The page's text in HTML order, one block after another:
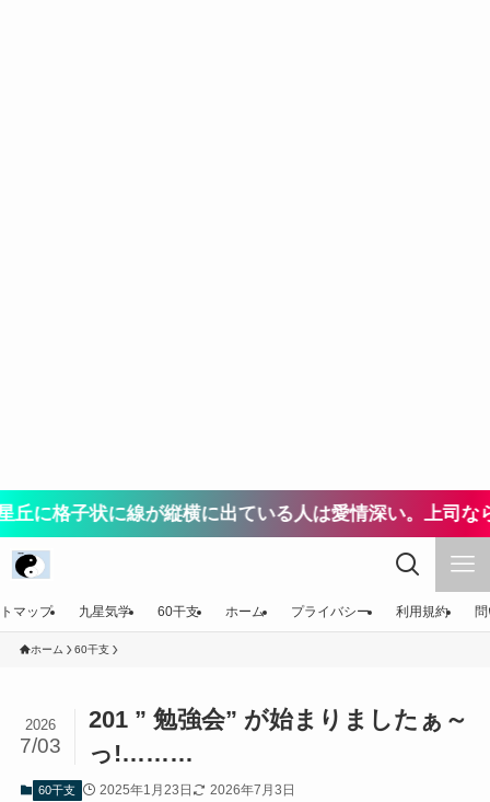
状に線が縦横に出ている人は愛情深い。上司なら配慮
マップ 九星気学 60干支 ホーム プライバシー 利用規約
ホーム 60干支
201 ” 勉強会” が始まりましたぁ～
っ!………
2026
7/03
60干支 2025年1月23日 2026年7月3日